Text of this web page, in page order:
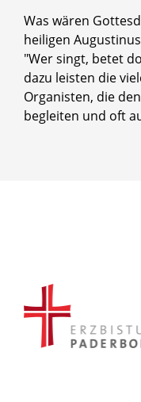
Was wären
heiligen
"Wer singt, betet
dazu leisten die
Organisten, die
begleiten und oft